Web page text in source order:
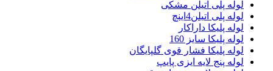
لوله پلی اتیلن مشکی
لوله پلی اتیلن4اینچ
لوله پلیکا داراکار
لوله پلیکا سایز 160
لوله پلیکا فشار قوی گلپایگان
لوله پنج لایه ایزی پایپ